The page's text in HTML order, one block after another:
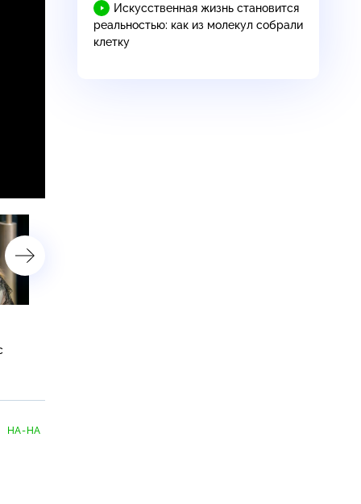
НА-НА
Искусственная жизнь становится
реальностью: как из молекул собрали
клетку